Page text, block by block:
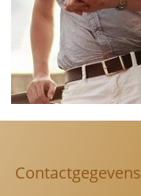
Contactgegevens